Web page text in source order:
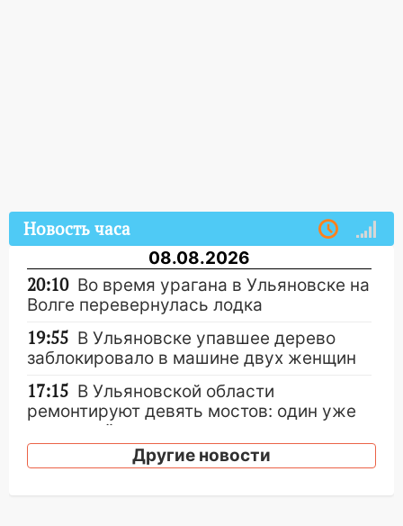
Новость часа
08.08.2026
20:10 Во время урагана в Ульяновске на
Волге перевернулась лодка
19:55 В Ульяновске упавшее дерево
заблокировало в машине двух женщин
17:15 В Ульяновской области
ремонтируют девять мостов: один уже
готов, ещё два — почти завершены
17:00 «Ульяновскалипсис»: последствия
Другие новости